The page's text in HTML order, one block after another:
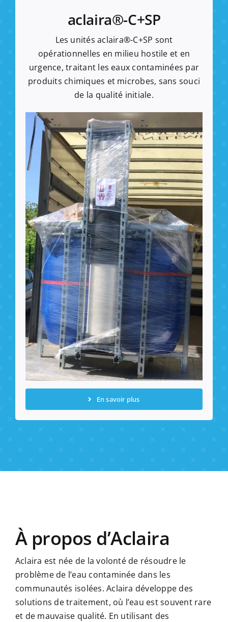
aclaira®-C+SP
Les unités aclaira®-C+SP sont
opérationnelles en milieu hostile et en
urgence, traitant les eaux contaminées par
produits chimiques et microbes, sans souci
de la qualité initiale.
En savoir plus
À propos d’Aclaira
Aclaira est née de la volonté de résoudre le
problème de l’eau contaminée dans les
communautés isolées. Aclaira développe des
solutions de traitement, où l’eau est souvent rare
et de mauvaise qualité. En utilisant des